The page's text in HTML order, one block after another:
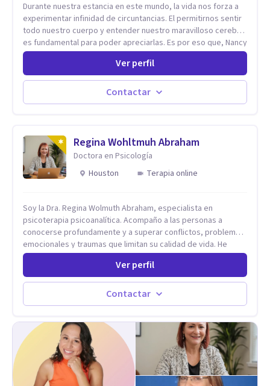
Durante nuestra estancia en este mundo, la vida nos forza a
experimentar infinidad de circuntancias. El permitirnos sentir
todo nuestro cuerpo y entender nuestro maravilloso cerebro,
es fundamental para poder apreciarlas. Es por eso que, Nancy
Damian esta dispuesta a brindarte una mano amiga atravez de
herramientas fundamentales para crecer y fortalecer tu
mente, alma y SER. El cómo percibimos y manejamos
nuestros diarios sucesos es el detonator que nos lleva al
resultado de efectos impactantes que se nos quedaran
es derecho de toda la GENTE.
Ver perfil
Contactar
Regina Wohltmuh Abraham
Doctora en Psicología
Houston
Terapia online
Soy la Dra. Regina Wolmuth Abraham, especialista en
psicoterapia psicoanalítica. Acompaño a las personas a
conocerse profundamente y a superar conflictos, problemas
emocionales y traumas que limitan su calidad de vida. He
trabajado en reconocidas instituciones como el Hospital
Psiquiátrico San Rafael, Instituto Psiquiátrico MENDAO, San
Bernardino, Hospital Psiquiátrico Infantil y el Centro de
Integración Juvenil. Además, tuve el privilegio de colaborar
en comunidades como Olivar del Conde y Xochimilco, lo que
Ver perfil
Contactar